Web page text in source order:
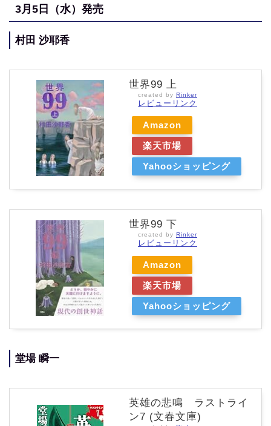
3月5日（水）発売
村田 沙耶香
世界99 上
created by Rinker
レビューリンク
Amazon
楽天市場
Yahooショッピング
世界99 下
created by Rinker
レビューリンク
Amazon
楽天市場
Yahooショッピング
堂場 瞬一
英雄の悲鳴 ラストライ
ン7 (文春文庫)